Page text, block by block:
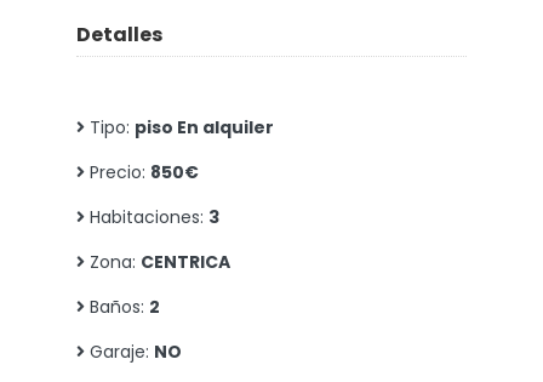
Detalles
Tipo: piso En alquiler
Precio: 850€
Habitaciones: 3
Zona: CENTRICA
Baños: 2
Garaje: NO